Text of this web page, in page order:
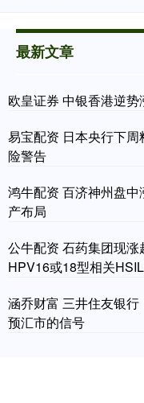
最新文章
欧皇证券 中银香港逆
易宝配资 日本央行下
险警告
鸿牛配资 百济神州盘
产布局
公牛配资 石药集团现
HPV16或18型相关
涵乔财富 三井住友银
预汇市的信号